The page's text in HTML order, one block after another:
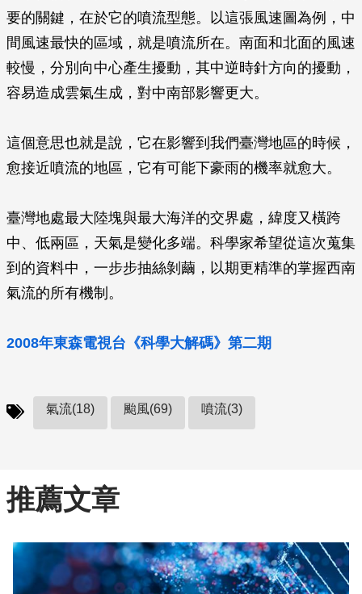
要的關鍵，在於它的噴流型態。以這張風速圖為例，中
間風速最快的區域，就是噴流所在。南面和北面的風速
較慢，分別向中心產生擾動，其中逆時針方向的擾動，
容易造成雲氣生成，對中南部影響更大。
這個意思也就是說，它在影響到我們臺灣地區的時候，
愈接近噴流的地區，它有可能下豪雨的機率就愈大。
臺灣地處最大陸塊與最大海洋的交界處，緯度又橫跨
中、低兩區，天氣是變化多端。科學家希望從這次蒐集
到的資料中，一步步抽絲剝繭，以期更精準的掌握西南
氣流的所有機制。
2008年東森電視台《科學大解碼》第二期
氣流(18) 颱風(69) 噴流(3)
推薦文章